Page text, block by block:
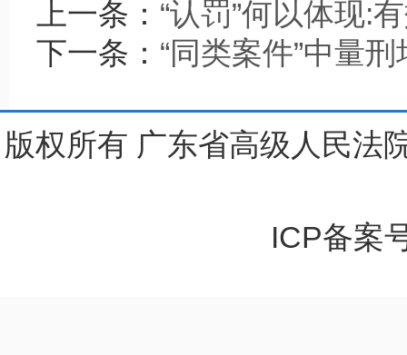
上一条： “认罚”何以体现:
下一条： “同类案件”中量
版权所有 广东省高级人民法
ICP备案